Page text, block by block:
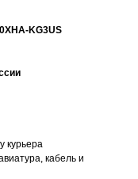
KG3US
курьера
кабель и